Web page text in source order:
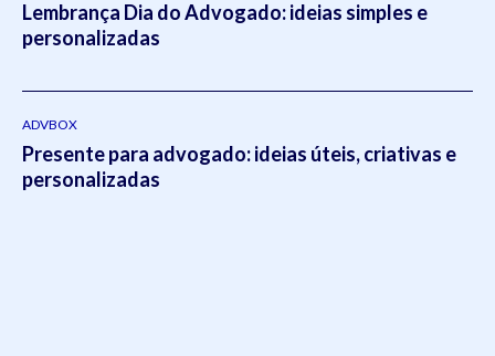
Lembrança Dia do Advogado: ideias simples e
personalizadas
ADVBOX
Presente para advogado: ideias úteis, criativas e
personalizadas